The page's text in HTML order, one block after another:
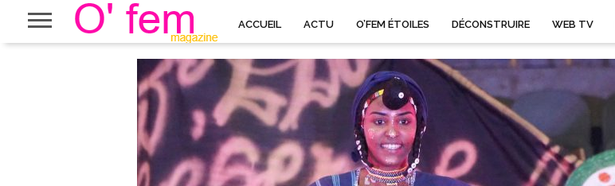
ACCUEIL ACTU O’FEM ÉTOILES DÉCONSTRUIRE WEB TV